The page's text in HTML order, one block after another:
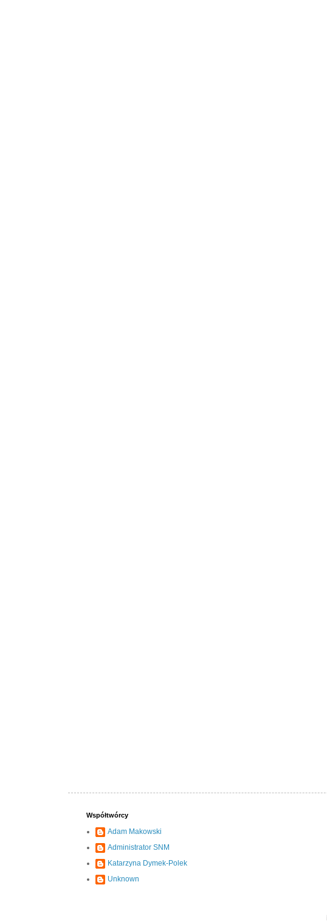
Współtwórcy
Adam Makowski
Administrator SNM
Katarzyna Dymek-Polek
Unknown